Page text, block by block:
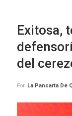
Exitosa,
del
Por La Pancarta De